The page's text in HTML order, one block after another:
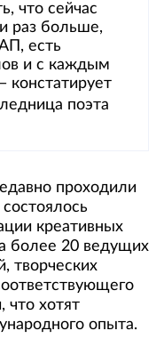
что сейчас
раз больше,
есть
и с каждым
констатирует
поэта
проходили
креативных
более 20 ведущих
творческих
что хотят
опыта.